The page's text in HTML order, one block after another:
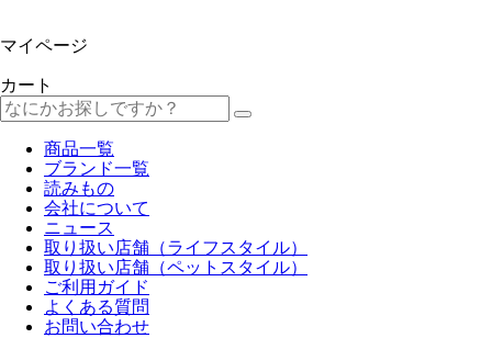
マイページ
カート
商品一覧
ブランド一覧
読みもの
会社について
ニュース
取り扱い店舗（ライフスタイル）
取り扱い店舗（ペットスタイル）
ご利用ガイド
よくある質問
お問い合わせ